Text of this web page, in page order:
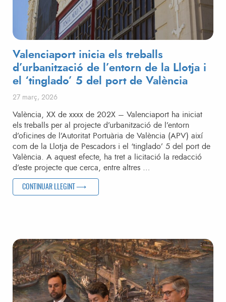
Valenciaport inicia els treballs
d’urbanització de l’entorn de la Llotja i
el ‘tinglado’ 5 del port de València
Posted on
27 març, 2026
València, XX de xxxx de 202X – Valenciaport ha iniciat
els treballs per al projecte d’urbanització de l’entorn
d’oficines de l’Autoritat Portuària de València (APV) així
com de la Llotja de Pescadors i el ‘tinglado’ 5 del port de
València. A aquest efecte, ha tret a licitació la redacció
d’este projecte que cerca, entre altres …
CONTINUAR LLEGINT “VALENCIAPORT INICIA ELS TREBALLS D’URBANITZACIÓ